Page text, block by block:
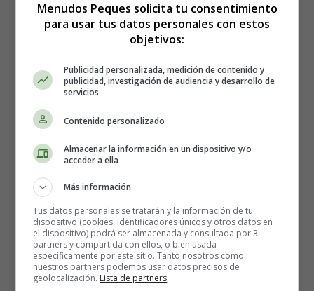
Menudos Peques solicita tu consentimiento
para usar tus datos personales con estos
objetivos:
Publicidad personalizada, medición de contenido y
publicidad, investigación de audiencia y desarrollo de
servicios
Contenido personalizado
Almacenar la información en un dispositivo y/o
acceder a ella
Más información
Tus datos personales se tratarán y la información de tu
dispositivo (cookies, identificadores únicos y otros datos en
el dispositivo) podrá ser almacenada y consultada por 3
partners y compartida con ellos, o bien usada
específicamente por este sitio. Tanto nosotros como
nuestros partners podemos usar datos precisos de
geolocalización. Lista de partners.